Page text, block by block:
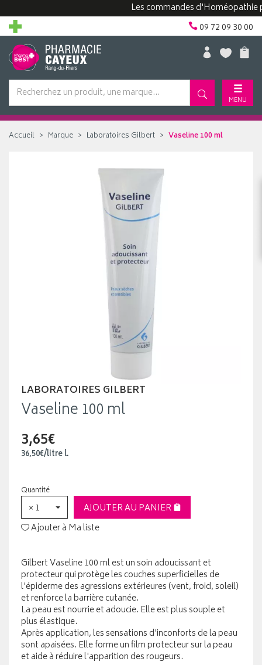
Les commandes d'Homéopathie
09 72 09 30 00
MENU
Accueil Marque Laboratoires Gilbert Vaseline 100 ml
LABORATOIRES GILBERT
Vaseline 100 ml
3,65€
36,50€/litrel.
Quantité
× 1
AJOUTER AU PANIER
Ajouter à Ma liste
Gilbert Vaseline 100 ml est un soin adoucissant et
protecteur qui protège les couches superficielles de
l'épiderme des agressions extérieures (vent, froid, soleil)
et renforce la barrière cutanée.
La peau est nourrie et adoucie. Elle est plus souple et
plus élastique.
Après application, les sensations d'inconforts de la peau
sont apaisées. Elle forme un film protecteur sur la peau
et aide à réduire l'apparition des rougeurs.